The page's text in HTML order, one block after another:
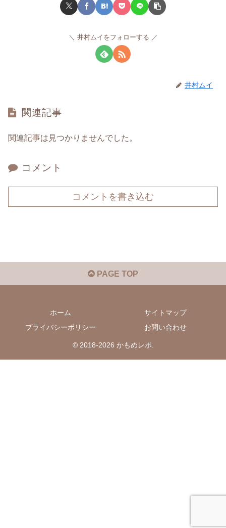
井村ムイをフォローする
井村ムイ
関連記事
関連記事は見つかりませんでした。
コメント
コメントを書き込む
PAGE TOP
ホーム
サイトマップ
プライバシーポリシー
お問い合わせ
© 2018-2026 かもめレポ.